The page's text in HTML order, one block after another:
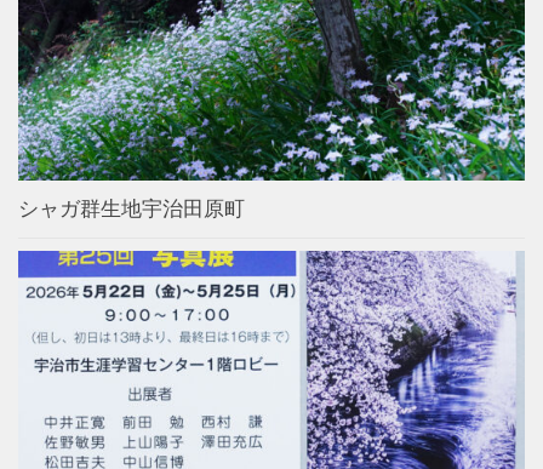
シャガ群生地宇治田原町